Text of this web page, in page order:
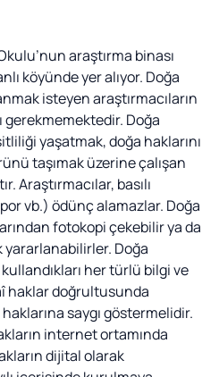
araştırma binası
köyünde yer alıyor. Doğa
isteyen araştırmacıların
Doğa
yaşatmak, doğa haklarını
taşımak üzerine çalışan
Araştırmacılar, basılı
vb.) ödünç alamazlar. Doğa
fotokopi çekebilir ya da
Doğa
her türlü bilgi ve
haklar doğrultusunda
saygı göstermelidir.
internet ortamında
dijital olarak